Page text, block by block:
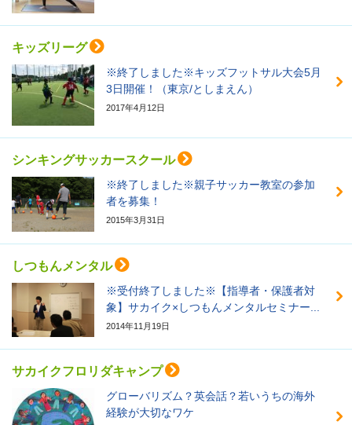
キッズリーグ
※終了しました※キッズフットサル大会5月
3日開催！（東京/としまえん）
2017年4月12日
シンキングサッカースクール
※終了しました※親子サッカー教室の参加
者を募集！
2015年3月31日
しつもんメンタル
※受付終了しました※【指導者・保護者対
象】サカイク×しつもんメンタルセミナー...
2014年11月19日
サカイクフロリダキャンプ
グローバリズム？英会話？若いうちの海外
経験が大切なワケ